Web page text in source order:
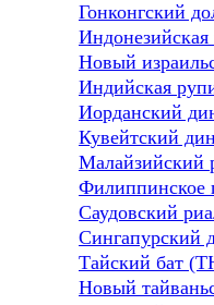
Гонконгский
Новый
Индийская
Иорданский
Кувейтский
Малайзийский
Филиппинское
Саудовский
Сингапурский
Тайский бат
Новый